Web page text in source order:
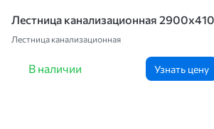
Лестница канализационная
Лестница канализационная
В наличии Узнать цену